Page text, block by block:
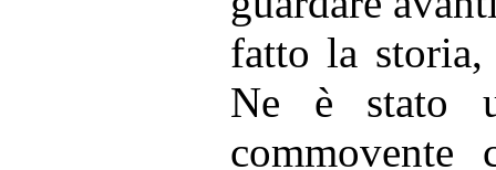
fatto la
Ne è stato
commovente